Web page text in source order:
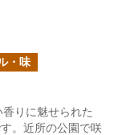
・味
りに魅せられた
。近所の公園で咲